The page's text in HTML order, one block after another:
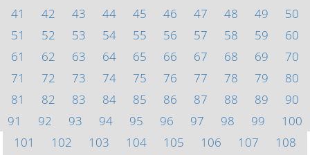
41
42 43 44 45 46 47 48 49
50
51
52 53 54 55 56 57 58 59
60
61
62 63 64 65 66 67 68 69
70
71
72 73 74 75 76 77 78 79
80
81
82 83 84 85 86 87 88 89
90
91
92 93 94 95 96 97 98 99
100
101
102 103 104 105 106 107
108